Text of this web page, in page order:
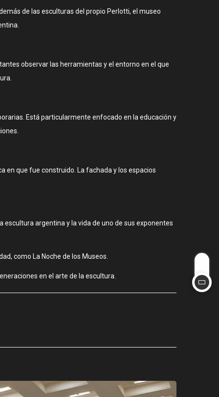
de las esculturas del propio Perlotti, el museo
observar las herramientas y el entorno en el que
Está particularmente enfocado en la educación y
en que fue construido. La fachada y los espacios
escultura argentina y la vida de uno de sus exponentes
como La Noche de los Museos.
en el arte de la escultura.